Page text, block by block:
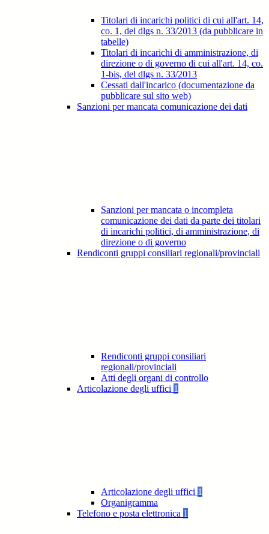
Titolari di incarichi politici di cui all'art. 14,
co. 1, del dlgs n. 33/2013 (da pubblicare in
tabelle)
Titolari di incarichi di amministrazione, di
direzione o di governo di cui all'art. 14, co.
1-bis, del dlgs n. 33/2013
Cessati dall'incarico (documentazione da
pubblicare sul sito web)
Sanzioni per mancata comunicazione dei dati
Sanzioni per mancata o incompleta
comunicazione dei dati da parte dei titolari
di incarichi politici, di amministrazione, di
direzione o di governo
Rendiconti gruppi consiliari regionali/provinciali
Rendiconti gruppi consiliari
regionali/provinciali
Atti degli organi di controllo
Articolazione degli uffici 1
Articolazione degli uffici 1
Organigramma
Telefono e posta elettronica 1